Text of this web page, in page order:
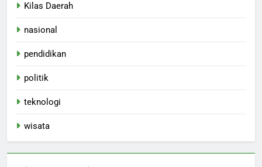
Kilas Daerah
nasional
pendidikan
politik
teknologi
wisata